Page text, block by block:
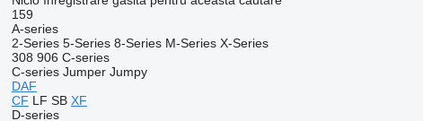
159
A-series
2-Series 5-Series 8-Series M-Series X-Series
308 906 C-series
C-series Jumper Jumpy
DAF
CF LF SB XF
D-series